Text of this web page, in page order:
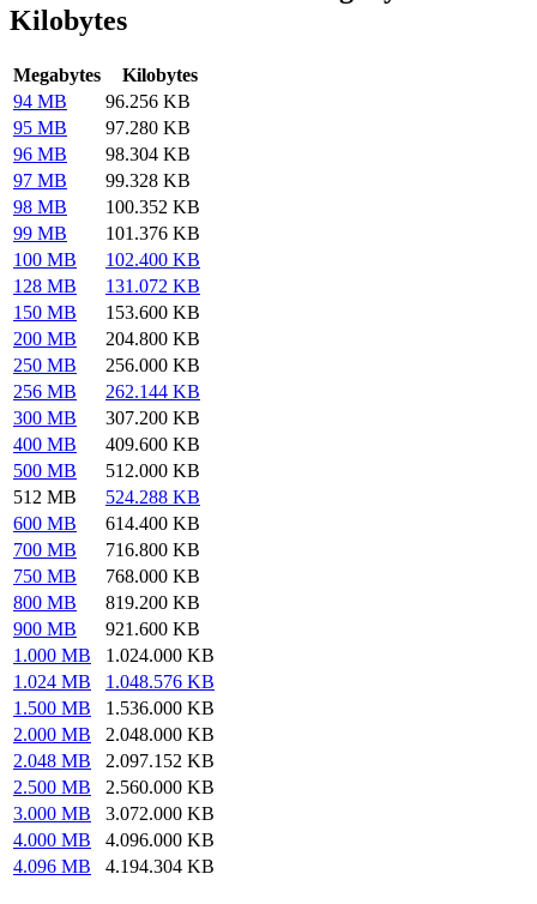
Kilobytes
Megabytes
Kilobytes
94 MB
96.256 KB
95 MB
97.280 KB
96 MB
98.304 KB
97 MB
99.328 KB
98 MB
100.352 KB
99 MB
101.376 KB
100 MB
102.400 KB
128 MB
131.072 KB
150 MB
153.600 KB
200 MB
204.800 KB
250 MB
256.000 KB
256 MB
262.144 KB
300 MB
307.200 KB
400 MB
409.600 KB
500 MB
512.000 KB
512 MB
524.288 KB
600 MB
614.400 KB
700 MB
716.800 KB
750 MB
768.000 KB
800 MB
819.200 KB
900 MB
921.600 KB
1.000 MB
1.024.000 KB
1.024 MB
1.048.576 KB
1.500 MB
1.536.000 KB
2.000 MB
2.048.000 KB
2.048 MB
2.097.152 KB
2.500 MB
2.560.000 KB
3.000 MB
3.072.000 KB
4.000 MB
4.096.000 KB
4.096 MB
4.194.304 KB